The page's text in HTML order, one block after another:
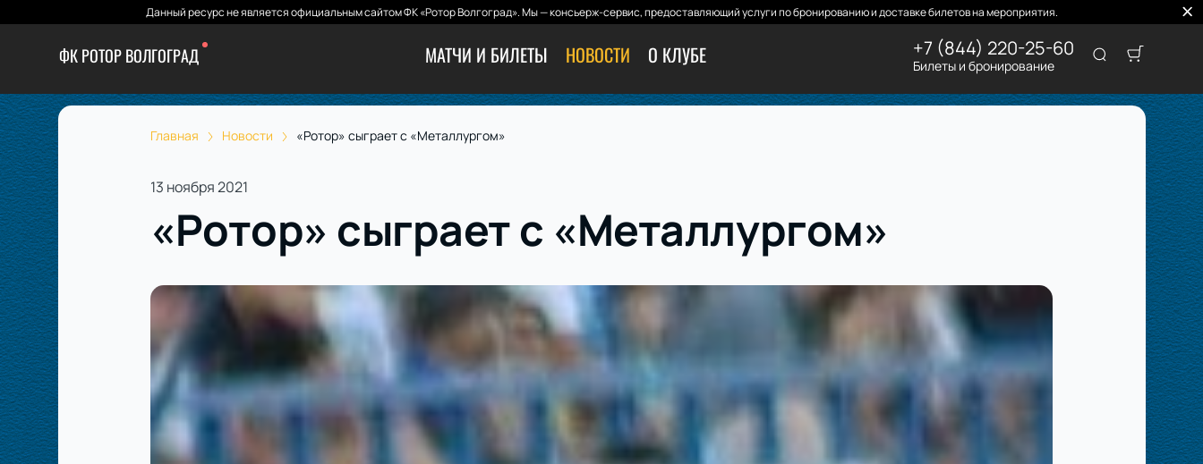
Данный ресурс не является официальным сайтом ФК «Ротор Волгоград». Мы — консьерж-сервис, предоставляющий услуги по бронированию и доставке билетов на мероприятия.
ФК РОТОР ВОЛГОГРАД МАТЧИ И БИЛЕТЫ НОВОСТИ О КЛУБЕ +7 (844) 220-25-60
Билеты и бронирование
Главная Новости «Ротор» сыграет с «Металлургом»
13 ноября 2021
«Ротор» сыграет с «Металлургом»